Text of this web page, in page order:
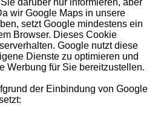
wir Google Maps in unsere
setzt Google mindestens ein
Browser. Dieses Cookie
Google nutzt diese
Dienste zu optimieren und
Werbung für Sie bereitzustellen.
der Einbindung von Google